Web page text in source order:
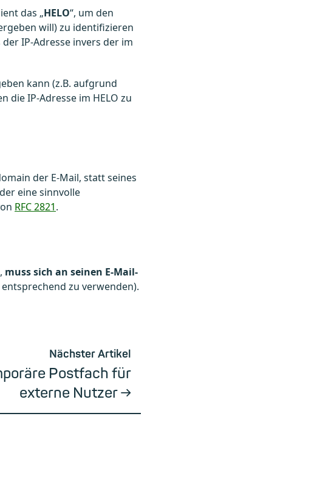
das „HELO“, um den
will) zu identifizieren
der IP-Adresse invers der im
kann (z.B. aufgrund
die IP-Adresse im HELO zu
der E-Mail, statt seines
eine sinnvolle
RFC 2821.
muss sich an seinen E-Mail-
zu verwenden).
Nächster Artikel
Postfach für
externe Nutzer